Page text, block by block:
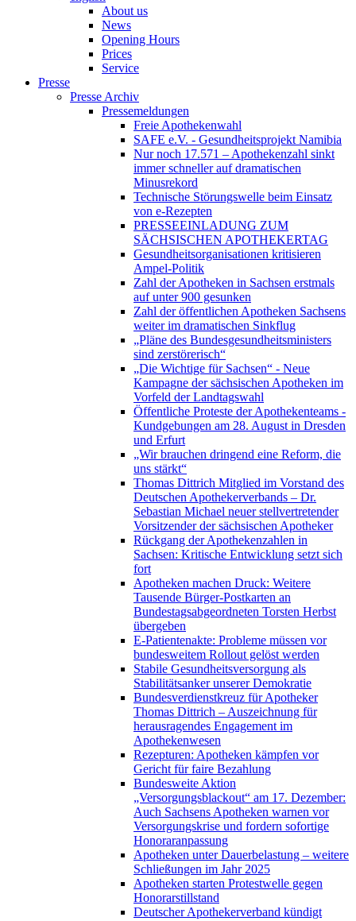
About us
News
Opening Hours
Prices
Service
Presse
Presse Archiv
Pressemeldungen
Freie Apothekenwahl
SAFE e.V. - Gesundheitsprojekt Namibia
Nur noch 17.571 – Apothekenzahl sinkt
immer schneller auf dramatischen
Minusrekord
Technische Störungswelle beim Einsatz
von e-Rezepten
PRESSEEINLADUNG ZUM
SÄCHSISCHEN APOTHEKERTAG
Gesundheitsorganisationen kritisieren
Ampel-Politik
Zahl der Apotheken in Sachsen erstmals
auf unter 900 gesunken
Zahl der öffentlichen Apotheken Sachsens
weiter im dramatischen Sinkflug
„Pläne des Bundesgesundheitsministers
sind zerstörerisch“
„Die Wichtige für Sachsen“ - Neue
Kampagne der sächsischen Apotheken im
Vorfeld der Landtagswahl
Öffentliche Proteste der Apothekenteams -
Kundgebungen am 28. August in Dresden
und Erfurt
„Wir brauchen dringend eine Reform, die
uns stärkt“
Thomas Dittrich Mitglied im Vorstand des
Deutschen Apothekerverbands – Dr.
Sebastian Michael neuer stellvertretender
Vorsitzender der sächsischen Apotheker
Rückgang der Apothekenzahlen in
Sachsen: Kritische Entwicklung setzt sich
fort
Apotheken machen Druck: Weitere
Tausende Bürger-Postkarten an
Bundestagsabgeordneten Torsten Herbst
übergeben
E-Patientenakte: Probleme müssen vor
bundesweitem Rollout gelöst werden
Stabile Gesundheitsversorgung als
Stabilitätsanker unserer Demokratie
Bundesverdienstkreuz für Apotheker
Thomas Dittrich – Auszeichnung für
herausragendes Engagement im
Apothekenwesen
Rezepturen: Apotheken kämpfen vor
Gericht für faire Bezahlung
Bundesweite Aktion
„Versorgungsblackout“ am 17. Dezember:
Auch Sachsens Apotheken warnen vor
Versorgungskrise und fordern sofortige
Honoraranpassung
Apotheken unter Dauerbelastung – weitere
Schließungen im Jahr 2025
Apotheken starten Protestwelle gegen
Honorarstillstand
Deutscher Apothekerverband kündigt